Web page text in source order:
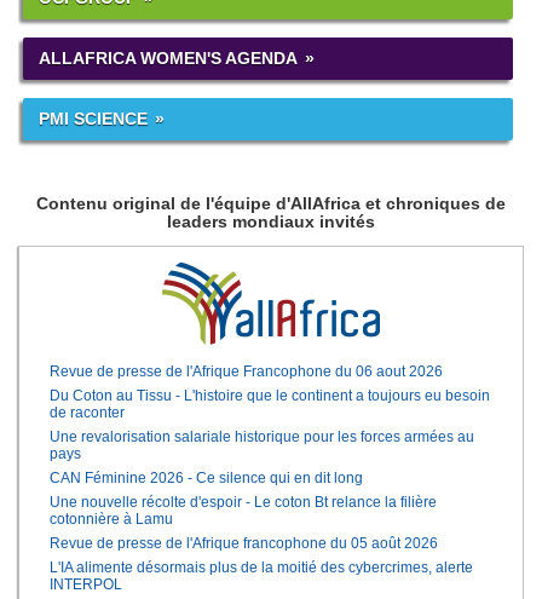
ALLAFRICA WOMEN'S AGENDA
PMI SCIENCE
Contenu original de l'équipe d'AllAfrica et chroniques de
leaders mondiaux invités
Revue de presse de l'Afrique Francophone du 06 aout 2026
Du Coton au Tissu - L'histoire que le continent a toujours eu besoin
de raconter
Une revalorisation salariale historique pour les forces armées au
pays
CAN Féminine 2026 - Ce silence qui en dit long
Une nouvelle récolte d'espoir - Le coton Bt relance la filière
cotonnière à Lamu
Revue de presse de l'Afrique francophone du 05 août 2026
L'IA alimente désormais plus de la moitié des cybercrimes, alerte
INTERPOL